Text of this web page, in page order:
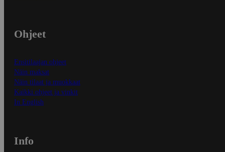
Ohjeet
Ensitilaajan ohjeet
Näin maksat
Näin tilaat ja muokkaat
Kaikki ohjeet ja vinkit
In English
Info